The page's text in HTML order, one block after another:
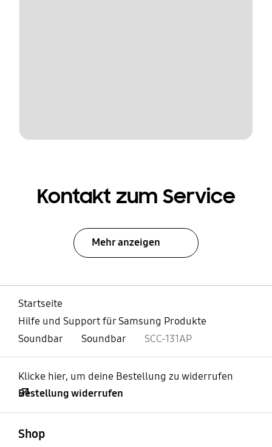
Kontakt zum Service
Mehr anzeigen
Startseite
Hilfe und Support für Samsung Produkte
Soundbar
Soundbar SCC-131AP
Klicke hier, um deine Bestellung zu widerrufen
Bestellung widerrufen
Shop